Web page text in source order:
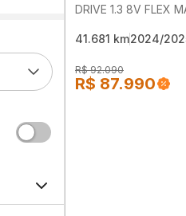
DRIVE 1.3 8V FLEX
41.681 km2024/
R$ 92.090
R$ 87.990